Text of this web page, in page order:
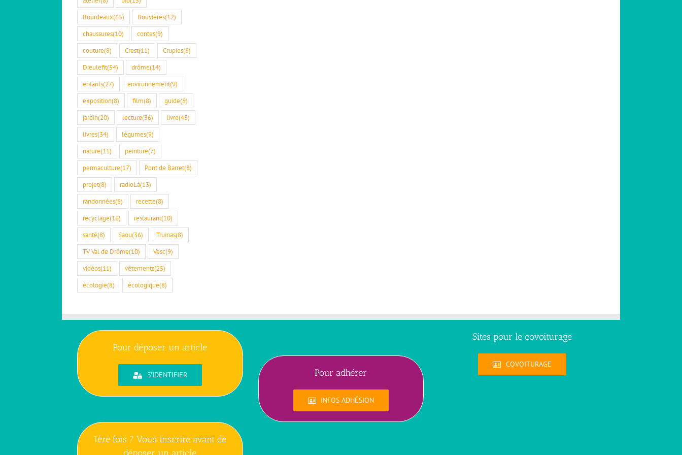
Bourdeaux(65) Bouvières(12)
chaussures(10) contes(9)
couture(8) Crest(11) Crupies(8)
Dieulefit(54) drôme(14)
enfants(27) environnement(9)
exposition(8) film(8) guide(8)
jardin(20) lecture(36) livre(45)
livres(34) légumes(9)
nature(11) peinture(7)
permaculture(17) Pont de Barret(8)
projet(8) radioLà(13)
randonnées(8) recette(8)
recyclage(16) restaurant(10)
santé(8) Saou(36) Truinas(8)
TV Val de Drôme(10) Vesc(9)
vidéos(11) vêtements(25)
écologie(8) écologique(8)
Pour déposer un article
S'IDENTIFIER
1ère fois ? Vous inscrire avant de
Pour adhérer
INFOS ADHÉSION
Sites pour le covoiturage
COVOITURAGE